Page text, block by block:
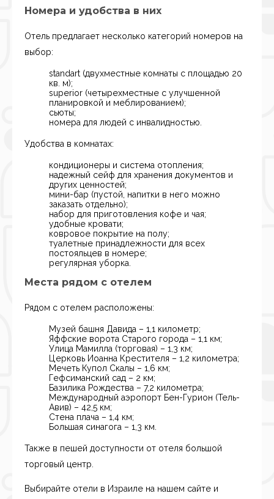
Номера и удобства в них
Отель предлагает несколько категорий номеров на
выбор:
standart (двухместные комнаты с площадью 20
кв. м);
superior (четырехместные с улучшенной
планировкой и меблированием);
сьюты;
номера для людей с инвалидностью.
Удобства в комнатах:
кондиционеры и система отопления;
надежный сейф для хранения документов и
других ценностей;
мини-бар (пустой, напитки в него можно
заказать отдельно);
набор для приготовления кофе и чая;
удобные кровати;
ковровое покрытие на полу;
туалетные принадлежности для всех
постояльцев в номере;
регулярная уборка.
Места рядом с отелем
Рядом с отелем расположены:
Музей башня Давида – 1,1 километр;
Яффские ворота Старого города – 1,1 км;
Улица Мамилла (торговая) – 1,3 км;
Церковь Иоанна Крестителя – 1,2 километра;
Мечеть Купол Скалы – 1,6 км;
Гефсиманский сад – 2 км;
Базилика Рождества – 7,2 километра;
Международный аэропорт Бен-Гурион (Тель-
Авив) – 42,5 км;
Стена плача – 1,4 км;
Большая синагога – 1,3 км.
Также в пешей доступности от отеля большой
торговый центр.
Выбирайте отели в Израиле на нашем сайте и